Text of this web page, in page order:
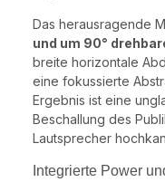
Das herausragende
und um 90°
breite horizontale
eine fokussierte
Ergebnis ist eine
Beschallung des
Lautsprecher
Integrierte Power